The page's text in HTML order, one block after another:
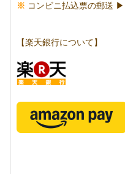
※ コンビニ払込票の郵送 ▶
【楽天銀行について】